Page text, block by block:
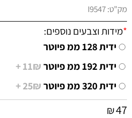
מק"ט:I9547
*מידות וצבעים נוספים:
ידית 128 ממ פיוטר
ידית 192 ממ פיוטר
11₪ +
ידית 320 ממ פיוטר
25₪ +
₪47